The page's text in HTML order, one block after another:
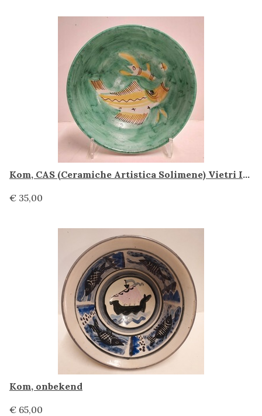
Kom, CAS (Ceramiche Artistica Solimene) Vietri Italy
€ 35,00
Kom, onbekend
€ 65,00